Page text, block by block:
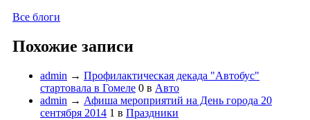
Все блоги
Похожие записи
admin → Профилактическая декада "Автобус"
стартовала в Гомеле 0 в Авто
admin → Афиша мероприятий на День города 20
сентября 2014 1 в Праздники